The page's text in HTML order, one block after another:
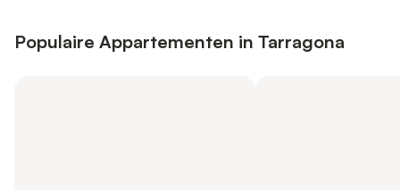
Populaire Appartementen in Tarragona